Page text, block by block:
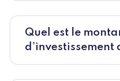
Quel est le
d’investissement